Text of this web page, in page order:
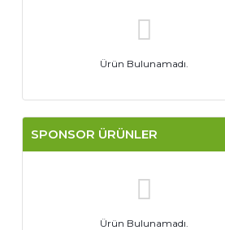
Ürün Bulunamadı.
SPONSOR ÜRÜNLER
Ürün Bulunamadı.